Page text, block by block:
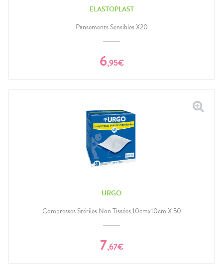
ELASTOPLAST
Pansements Sensibles X20
6,95€
URGO
Compresses Stériles Non Tissées 10cmx10cm X 50
7,67€